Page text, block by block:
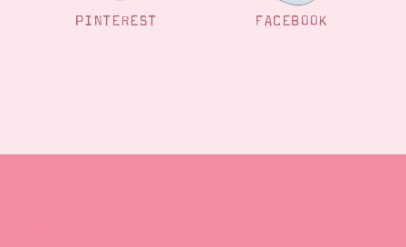
PINTEREST FACEBOOK